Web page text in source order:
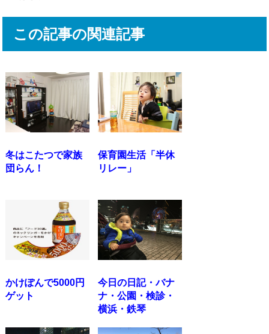
この記事の関連記事
冬はこたつで家族
団らん！
保育園生活「半休
リレー」
かけぽんで5000円
ゲット
今日の日記・バナ
ナ・公園・検診・
横浜・鉄琴